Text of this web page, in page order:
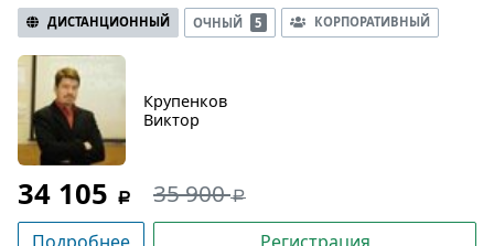
ДИСТАНЦИОННЫЙ ОЧНЫЙ 5 КОРПОРАТИВНЫЙ
Крупенков
Виктор
34 105 35 900
Подробнее Регистрация